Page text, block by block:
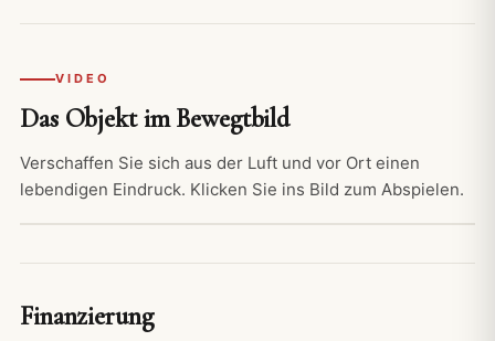
VIDEO
Das Objekt im Bewegtbild
Verschaffen Sie sich aus der Luft und vor Ort einen
lebendigen Eindruck. Klicken Sie ins Bild zum Abspielen.
Finanzierung